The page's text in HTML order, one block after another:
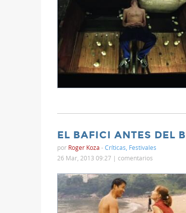
EL BAFICI ANTES DEL
por Roger Koza -Críticas, Festivales
26 Mar, 2013 09:27 | comentarios